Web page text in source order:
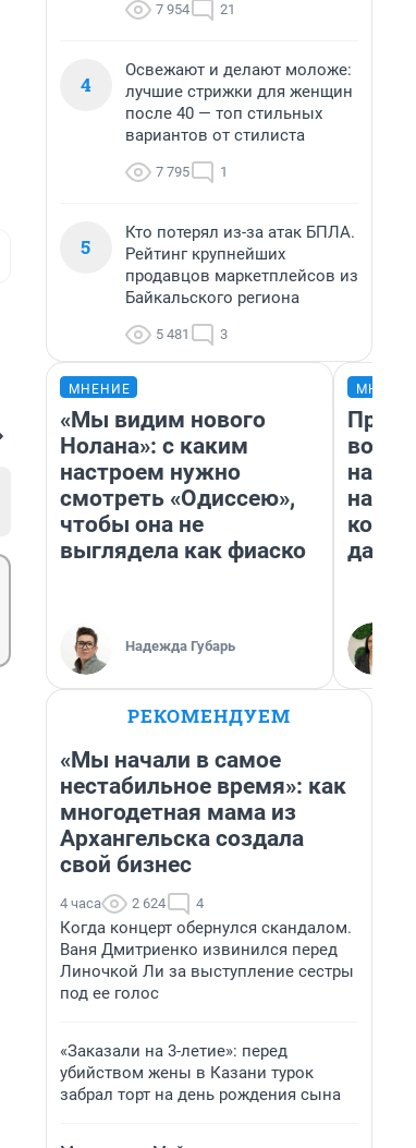
7 954 21
4
Освежают и делают моложе:
лучшие стрижки для женщин
после 40 — топ стильных
вариантов от стилиста
7 795 1
5
Кто потерял из-за атак БПЛА.
Рейтинг крупнейших
продавцов маркетплейсов из
Байкальского региона
5 481 3
МНЕНИЕ
«Мы видим нового
Нолана»: с каким
настроем нужно
смотреть «Одиссею»,
чтобы она не
выглядела как фиаско
Надежда Губарь
нам
даже
РЕКОМЕНДУЕМ
«Мы начали в самое
нестабильное время»: как
многодетная мама из
Архангельска создала
свой бизнес
4 часа 2 624 4
Когда концерт обернулся скандалом.
Ваня Дмитриенко извинился перед
Линочкой Ли за выступление сестры
под ее голос
«Заказали на 3-летие»: перед
убийством жены в Казани турок
забрал торт на день рождения сына